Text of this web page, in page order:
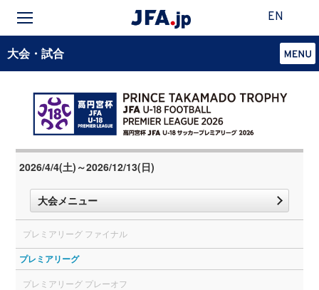
EN
大会・試合
2026/4/4(土)～2026/12/13(日)
大会メニュー
プレミアリーグ ファイナル
プレミアリーグ
プレミアリーグ プレーオフ